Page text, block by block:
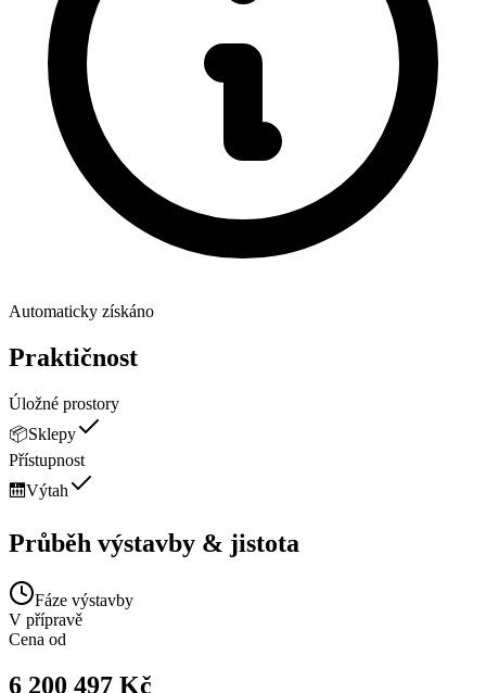
Automaticky získáno
Praktičnost
Úložné prostory
📦Sklepy
Přístupnost
🛗Výtah
Průběh výstavby & jistota
Fáze výstavby
V přípravě
Cena od
6 200 497 Kč